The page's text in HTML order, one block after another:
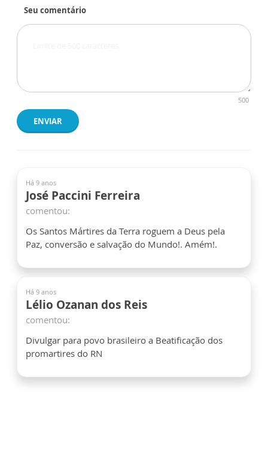
Seu comentário
500
ENVIAR
Há 9 anos
José Paccini Ferreira
comentou:
Os Santos Mártires da Terra roguem a Deus pela
Paz, conversão e salvação do Mundo!. Amém!.
Há 9 anos
Lélio Ozanan dos Reis
comentou:
Divulgar para povo brasileiro a Beatificação dos
promartires do RN